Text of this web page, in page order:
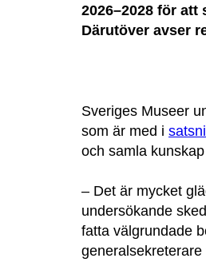
2026–2028 för
Därutöver avser
Sveriges Museer
som är med i
och samla
– Det är mycket
undersökande
fatta välgrundade